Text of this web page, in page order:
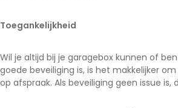
Toegankelijkheid
Wil je altijd bij je garagebox kunnen of
goede beveiliging is, is het makkelijker
op afspraak. Als beveiliging geen issue